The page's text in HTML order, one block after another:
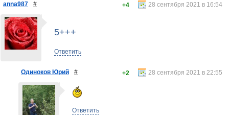
anna987 # 28 сентября 2021 в 16:54
+4
5+++
Ответить
Одиноков Юрий # 28 сентября 2021 в 22:55
+2
Ответить